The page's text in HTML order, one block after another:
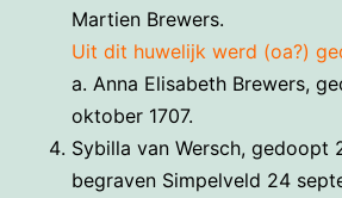
Martien Brewers.
Uit dit huwelijk werd (oa?)
a. Anna Elisabeth Brewers,
oktober 1707.
Sybilla van Wersch, gedoopt
begraven Simpelveld 24